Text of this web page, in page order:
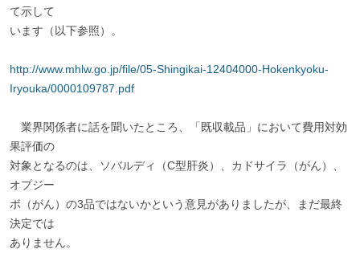
て示して
います（以下参照）。
http://www.mhlw.go.jp/file/05-Shingikai-12404000-Hokenkyoku-
Iryouka/0000109787.pdf
業界関係者に話を聞いたところ、「既収載品」において費用対効
果評価の
対象となるのは、ソバルディ（C型肝炎）、カドサイラ（がん）、
オプジー
ボ（がん）の3品ではないかという意見がありましたが、まだ最終
決定では
ありません。